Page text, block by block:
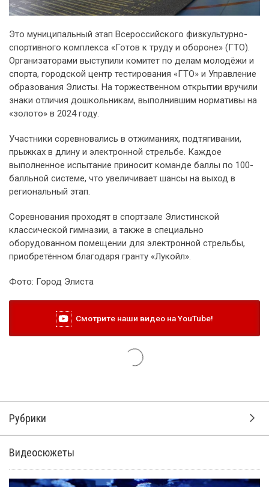
Это муниципальный этап Всероссийского физкультурно-
спортивного комплекса «Готов к труду и обороне» (ГТО).
Организаторами выступили комитет по делам молодёжи и
спорта, городской центр тестирования «ГТО» и Управление
образования Элисты. На торжественном открытии вручили
знаки отличия дошкольникам, выполнившим нормативы на
«золото» в 2024 году.
Участники соревновались в отжиманиях, подтягивании,
прыжках в длину и электронной стрельбе. Каждое
выполненное испытание приносит команде баллы по 100-
балльной системе, что увеличивает шансы на выход в
региональный этап.
Соревнования проходят в спортзале Элистинской
классической гимназии, а также в специально
оборудованном помещении для электронной стрельбы,
приобретённом благодаря гранту «Лукойл».
Фото: Город Элиста
Смотрите наши видео на YouTube!
Рубрики
Видеосюжеты